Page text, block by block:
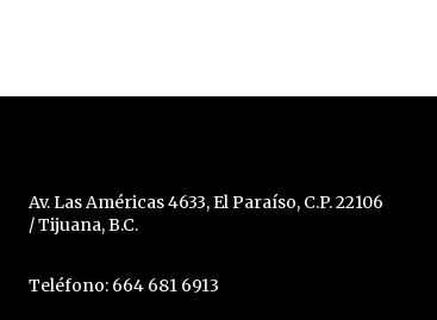
Av. Las Américas 4633, El Paraíso, C.P. 22106
/ Tijuana, B.C.
Teléfono: 664 681 6913